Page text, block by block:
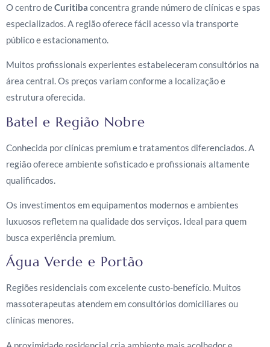
O centro deCuritiba concentra grande número de clínicas e spas
especializados. A região oferece fácil acesso via transporte
público e estacionamento.
Muitos profissionais experientes estabeleceram consultórios na
área central. Os preços variam conforme a localização e
estrutura oferecida.
Batel e Região Nobre
Conhecida por clínicas premium e tratamentos diferenciados. A
região oferece ambiente sofisticado e profissionais altamente
qualificados.
Os investimentos em equipamentos modernos e ambientes
luxuosos refletem na qualidade dos serviços. Ideal para quem
busca experiência premium.
Água Verde e Portão
Regiões residenciais com excelente custo-benefício. Muitos
massoterapeutas atendem em consultórios domiciliares ou
clínicas menores.